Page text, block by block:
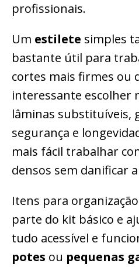
profissionais.
Um estilete simples
bastante útil para
cortes mais firmes ou
interessante escolher
lâminas substituíveis,
segurança e
mais fácil trabalhar
densos sem danificar
Itens para
parte do kit básico e
tudo acessível e
potes ou pequenas